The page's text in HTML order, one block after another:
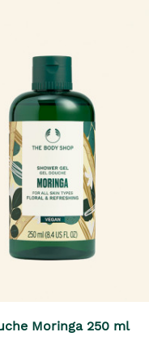
Moringa 250 ml